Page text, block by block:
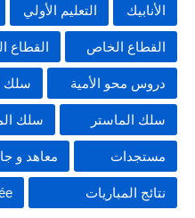
الأنابيك التعليم الأولي
القطاع الخاص القطاع
دروس محو الأمية سلك
سلك الماستر سلك
مستجدات معاهد و
نتائج المباريات